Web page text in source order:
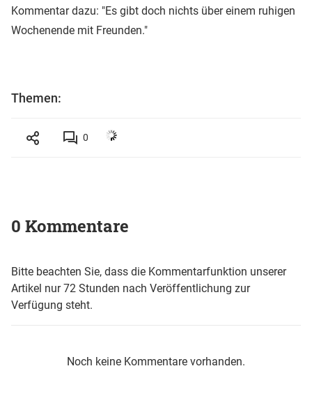
Kommentar dazu: "Es gibt doch nichts über einem ruhigen
Wochenende mit Freunden."
Themen:
0
0 Kommentare
Bitte beachten Sie, dass die Kommentarfunktion unserer
Artikel nur 72 Stunden nach Veröffentlichung zur
Verfügung steht.
Noch keine Kommentare vorhanden.